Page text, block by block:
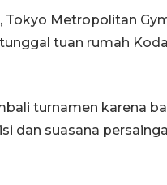
Tokyo Metropolitan
tuan rumah
turnamen karena
dan suasana